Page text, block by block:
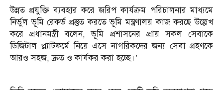
উন্নত প্রযুক্তি ব্যবহার করে জরিপ কার্যক্রম পরিচালনার মাধ্যমে
নির্ভুল ভূমি রেকর্ড প্রস্তুত করতে ভূমি মন্ত্রণালয় কাজ করছে উল্লেখ
করে প্রধানমন্ত্রী বলেন, ভূমি প্রশাসনের প্রায় সকল সেবাকে
ডিজিটাল প্ল্যাটফর্মে নিয়ে এসে নাগরিকদের জন্য সেবা গ্রহণকে
আরও সহজ, দ্রুত ও কার্যকর করা হচ্ছে।’